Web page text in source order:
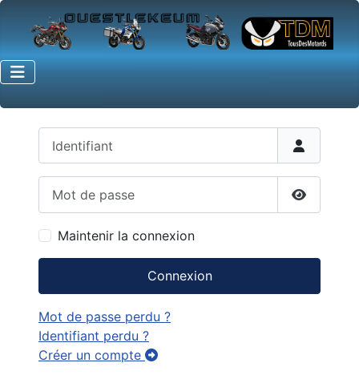
Afficher
Maintenir la connexion
Connexion
Mot de passe perdu ?
Identifiant perdu ?
Créer un compte